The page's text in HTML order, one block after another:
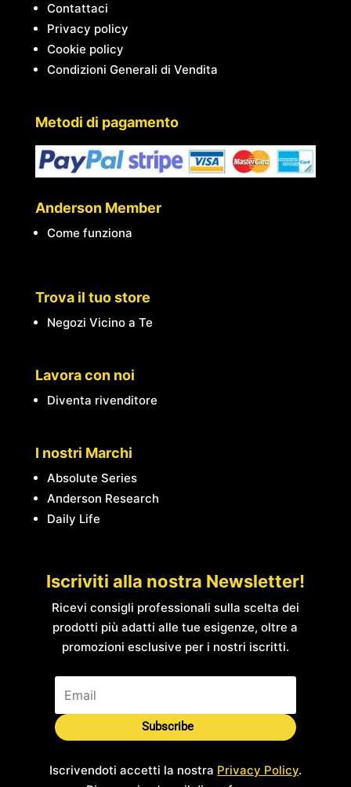
Contattaci
Privacy policy
Cookie policy
Condizioni Generali di Vendita
Metodi di pagamento
Anderson Member
Come funziona
Trova il tuo store
Negozi Vicino a Te
Lavora con noi
Diventa rivenditore
I nostri Marchi
Absolute Series
Anderson Research
Daily Life
Iscriviti alla nostra Newsletter!
Ricevi consigli professionali sulla scelta dei
prodotti più adatti alle tue esigenze, oltre a
promozioni esclusive per i nostri iscritti.
Subscribe
Iscrivendoti accetti la nostra Privacy Policy.